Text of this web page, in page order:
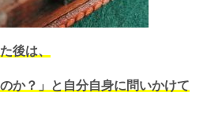
後は、
か？」と自分自身に問いかけて